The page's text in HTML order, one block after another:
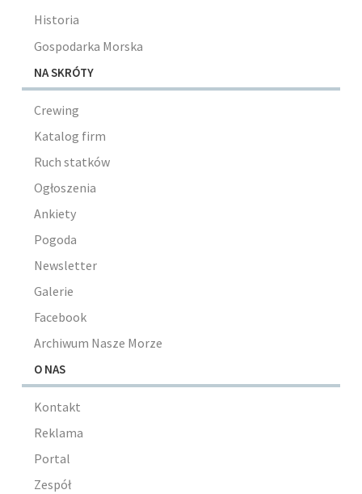
Historia
Gospodarka Morska
NA SKRÓTY
Crewing
Katalog firm
Ruch statków
Ogłoszenia
Ankiety
Pogoda
Newsletter
Galerie
Facebook
Archiwum Nasze Morze
O NAS
Kontakt
Reklama
Portal
Zespół